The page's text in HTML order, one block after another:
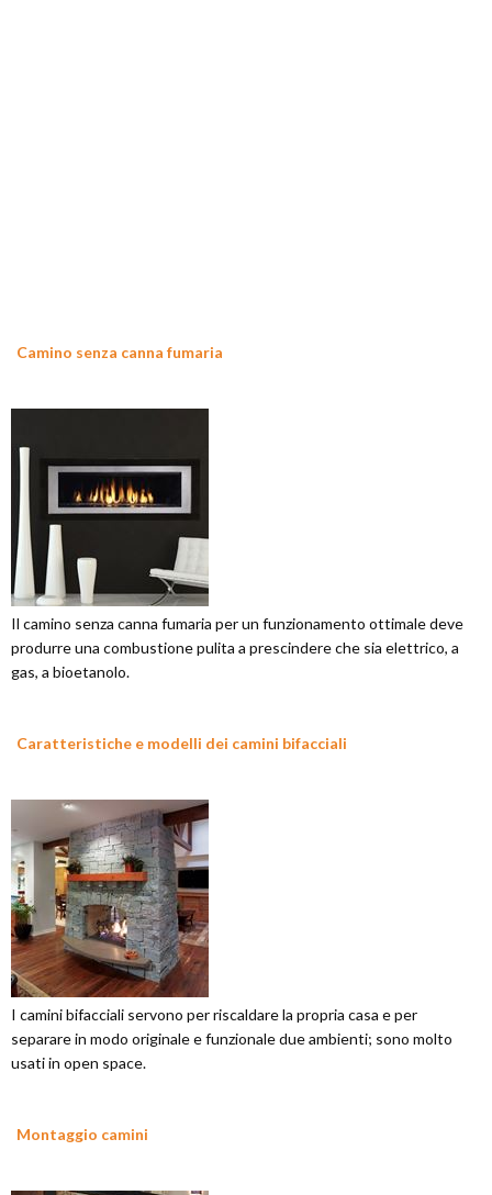
Camino senza canna fumaria
Il camino senza canna fumaria per un funzionamento ottimale deve
produrre una combustione pulita a prescindere che sia elettrico, a
gas, a bioetanolo.
Caratteristiche e modelli dei camini bifacciali
I camini bifacciali servono per riscaldare la propria casa e per
separare in modo originale e funzionale due ambienti; sono molto
usati in open space.
Montaggio camini